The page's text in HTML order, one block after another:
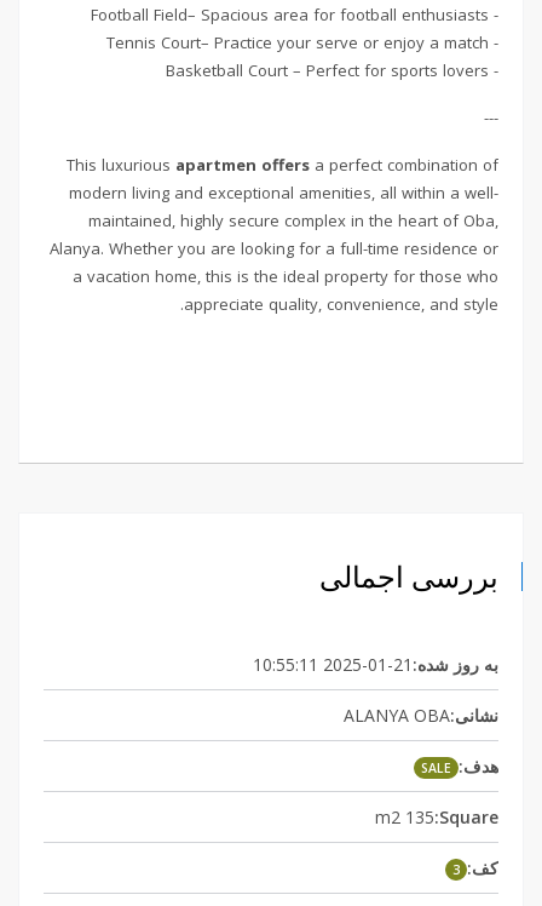
- Football Field– Spacious area for football enthusiasts
- Tennis Court– Practice your serve or enjoy a match
- Basketball Court – Perfect for sports lovers
---
This luxurious apartmen offers a perfect combination of
modern living and exceptional amenities, all within a well-
maintained, highly secure complex in the heart of Oba,
Alanya. Whether you are looking for a full-time residence or
a vacation home, this is the ideal property for those who
appreciate quality, convenience, and style.
بررسی اجمالی
به روز شده: 2025-01-21 10:55:11
نشانی:ALANYA OBA
هدف: SALE
Square:
135 m2
کف: 3